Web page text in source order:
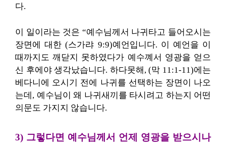
다.
이 일이라는 것은 “예수님께서 나귀타고 들어오시는
장면에 대한 (스가랴 9:9)예언입니다. 이 예언을 이
때까지도 깨닫지 못하였다가 예수꼐서 영광을 얻으
신 후에야 생각났습니다. 하다못해, (막 11:1-11)에는
베다니에 오시기 전에 나귀를 선택하는 장면이 나오
는데, 예수님이 왜 나귀새끼를 타시려고 하는지 어떤
의문도 가지지 않습니다.
3) 그렇다면 예수님께서 언제 영광을 받으시나